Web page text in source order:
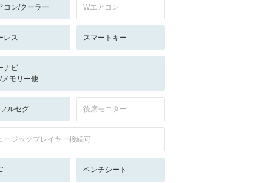
コン/クーラー Wエアコン
レス スマートキー
ナビ
メモリー他
ルセグ 後席モニター
ージックプレイヤー接続可
ベンチシート